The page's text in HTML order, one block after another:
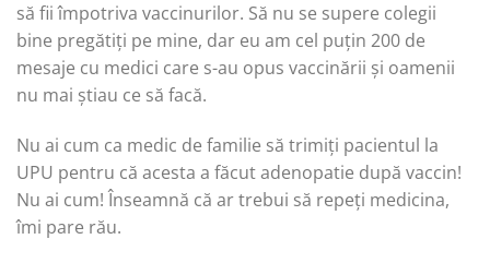
să fii împotriva vaccinurilor. Să nu se supere colegii
bine pregătiți pe mine, dar eu am cel puțin 200 de
mesaje cu medici care s-au opus vaccinării și oamenii
nu mai știau ce să facă.
Nu ai cum ca medic de familie să trimiți pacientul la
UPU pentru că acesta a făcut adenopatie după vaccin!
Nu ai cum! Înseamnă că ar trebui să repeți medicina,
îmi pare rău.